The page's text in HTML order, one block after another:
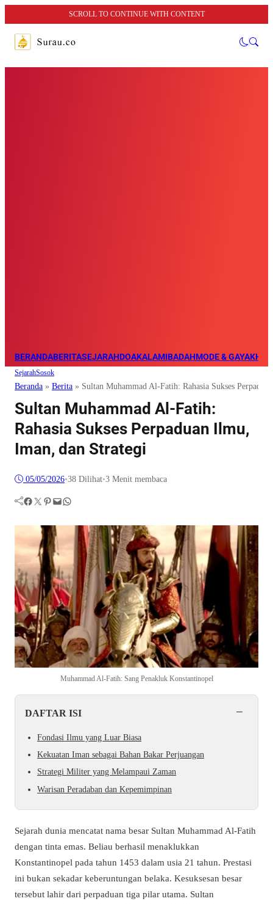
SCROLL TO CONTINUE WITH CONTENT
BERANDABERITASEJARAHDOAKALAMIBADAHMODE & GAYA
SejarahSosok
Beranda » Berita » Sultan Muhammad Al-Fatih: Rahasia Sukses
Sultan Muhammad Al-Fatih:
Rahasia Sukses Perpaduan Ilmu,
Iman, dan Strategi
05/05/2026•38 Dilihat•3 Menit membaca
Facebook Twitter Pinterest Mail WhatsApp
Muhammad Al-Fatih: Sang Penakluk Konstantinopel
DAFTAR ISI −
Fondasi Ilmu yang Luar Biasa
Kekuatan Iman sebagai Bahan Bakar Perjuangan
Strategi Militer yang Melampaui Zaman
Warisan Peradaban dan Kepemimpinan
Sejarah dunia mencatat nama besar Sultan Muhammad Al-Fatih
dengan tinta emas. Beliau berhasil menaklukkan
Konstantinopel pada tahun 1453 dalam usia 21 tahun. Prestasi
ini bukan sekadar keberuntungan belaka. Kesuksesan besar
tersebut lahir dari perpaduan tiga pilar utama. Sultan